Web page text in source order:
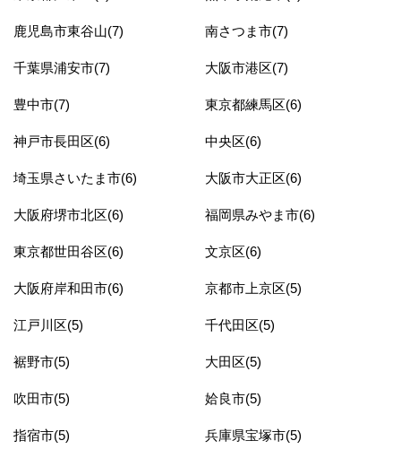
鹿児島市東谷山(7) 南さつま市(7)
千葉県浦安市(7) 大阪市港区(7)
豊中市(7) 東京都練馬区(6)
神戸市長田区(6) 中央区(6)
埼玉県さいたま市(6) 大阪市大正区(6)
大阪府堺市北区(6) 福岡県みやま市(6)
東京都世田谷区(6) 文京区(6)
大阪府岸和田市(6) 京都市上京区(5)
江戸川区(5) 千代田区(5)
裾野市(5) 大田区(5)
吹田市(5) 姶良市(5)
指宿市(5) 兵庫県宝塚市(5)